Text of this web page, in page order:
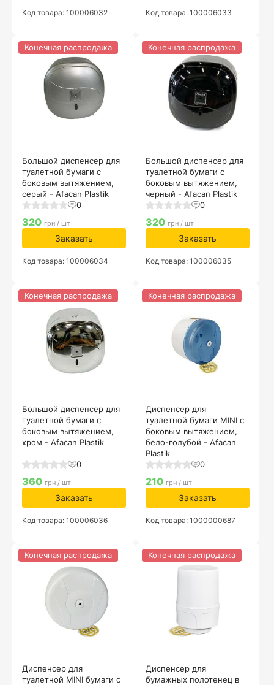
Код товара: 100006032 Код товара: 100006033
Большой диспенсер для
туалетной бумаги с
боковым вытяжением,
серый - Afacan Plastik
0
Конечная распродажа
320 грн / шт
Заказать
Код товара: 100006034
Большой диспенсер для
туалетной бумаги с
боковым вытяжением,
черный - Afacan Plastik
0
Конечная распродажа
320 грн / шт
Заказать
Код товара: 100006035
Большой диспенсер для
туалетной бумаги с
боковым вытяжением,
хром - Afacan Plastik
0
Конечная распродажа
360 грн / шт
Заказать
Код товара: 100006036
Диспенсер для
туалетной бумаги MINI с
боковым вытяжением,
бело-голубой - Afacan
Plastik
0
Конечная распродажа
210 грн / шт
Заказать
Код товара: 1000000687
Диспенсер для
туалетной MINI бумаги с
Конечная распродажа
Диспенсер для
бумажных полотенец в
Конечная распродажа